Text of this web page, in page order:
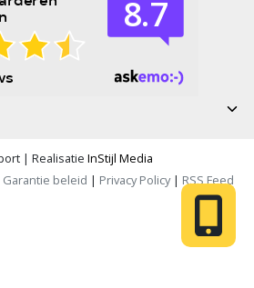
| Realisatie InStijl Media
Garantie beleid | Privacy Policy| RSS Feed